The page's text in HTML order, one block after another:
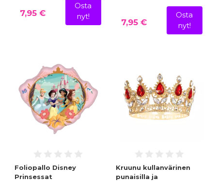
7,95 €
Osta
nyt!
7,95 €
Osta
nyt!
Foliopallo Disney
Prinsessat
Kruunu kullanvärinen
punaisilla ja